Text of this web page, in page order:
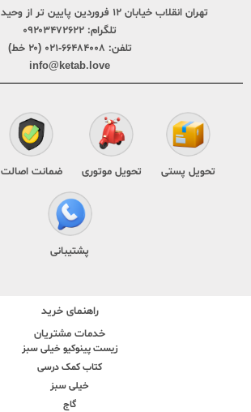
تهران انقلاب خیابان ۱۲ فروردین پایین تر از وحید نظری پلاک ۲۴۹
تلگرام: ۰۹۲۰۳۴۷۲۶۲۲
تلفن: ۶۶۴۸۴۰۰۸-۰۲۱ (۲۰ خط)
info@ketab.love
تحویل پستی تحویل موتوری ضمانت اصالت
پشتیبانی
راهنمای خرید
خدمات مشتریان
زیست پینوکیو خیلی سبز
کتاب کمک درسی
خیلی سبز
گاج